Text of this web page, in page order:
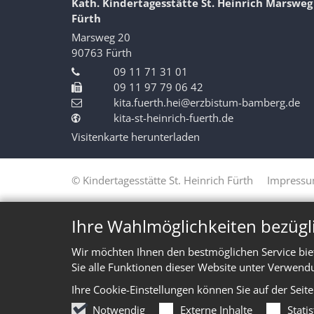
Ihre Wahlmöglichkeiten
Wir möchten Ihnen den bestmöglichen Service
Sie alle Funktionen dieser Website unter
Ihre Cookie-Einstellungen können Sie auf der
Notwendig
Externe Inhalte
Fürth
Marsweg 20
90763 Fürth
09 11 71 31 01
09 11 97 79 06 42
kita.fuerth.hei@erzbistum-bamberg.de
kita-st-heinrich-fuerth.de
Visitenkarte herunterladen
© Kindertagesstätte St. Heinrich Fürth